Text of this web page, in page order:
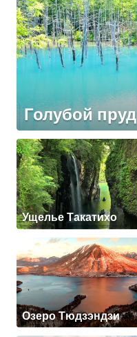
Голубой пруд
Ущелье Такатихо
Озеро Тюдзэндзи